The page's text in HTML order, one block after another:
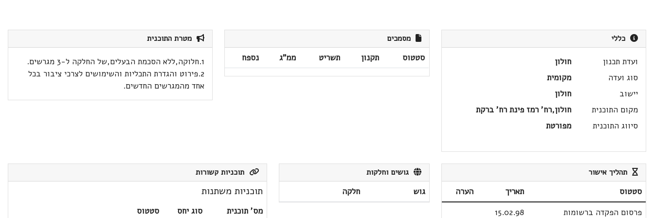
כללי
ועדת תכנון
חולון
סוג ועדה
מקומית
יישוב
חולון
מקום התוכנית
חולון,רח' רמז פינת רח' ברקת
סיווג התוכנית
מפורטת
מסמכים
סטטוס תקנון תשריט ממ"ג נספח
מטרת התוכנית
1.חלוקה,ללא הסכמת הבעלים,של החלקה ל-3 מגרשים.
2.פירוט והגדרת התכליות והשימושים לצרכי ציבור בכל
אחד מהמגרשים החדשים.
תהליך אישור
סטטוס תאריך
הערה
פרסום הפקדה ברשומות
15.02.98
גושים וחלקות
גוש חלקה
תוכניות קשורות
תוכניות משתנות
מס' תוכנית סוג יחס
סטטוס